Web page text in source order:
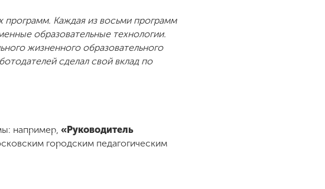
программ. Каждая из восьми программ
образовательные технологии.
жизненного образовательного
сделал свой вклад по
например, «Руководитель
городским педагогическим